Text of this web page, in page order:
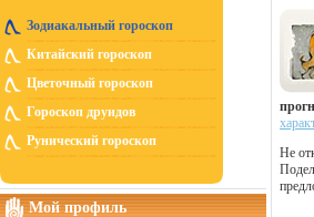
Зодиакальный гороскоп
Китайский гороскоп
Цветочный гороскоп
Гороскоп друидов
Рунический гороскоп
Мой профиль
Не